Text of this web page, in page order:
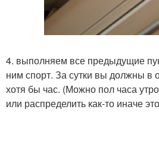
4. выполняем все предыдущие
ним спорт. За сутки вы должны в
хотя бы час. (Можно пол часа
или распределить как-то иначе